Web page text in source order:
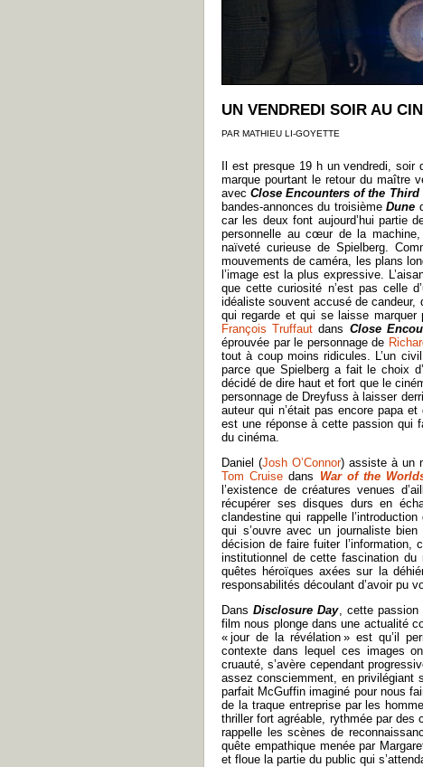
UN VENDREDI SOIR AU
PAR MATHIEU LI-GOYETTE
Il est presque 19 h un vendredi,
marque pourtant le retour du maître
avecClose Encounters of the Third
bandes-annonces du troisièmeDune
car les deux font aujourd’hui partie
personnelle au cœur de la
naïveté curieuse de Spielberg.
mouvements de caméra, les plans
l’image est la plus expressive.
que cette curiosité n’est pas celle
idéaliste souvent accusé de candeur,
qui regarde et qui se laisse marquer
François Truffaut dans Close
éprouvée par le personnage de
tout à coup moins ridicules. L’un
parce que Spielberg a fait le choix
décidé de dire haut et fort que le
personnage de Dreyfuss à laisser
auteur qui n’était pas encore papa
est une réponse à cette passion qui
du cinéma.
Daniel (Josh O’Connor) assiste à un
Tom Cruise dans War of the
l’existence de créatures venues
récupérer ses disques durs en
clandestine qui rappelle
qui s’ouvre avec un journaliste
décision de faire fuiter
institutionnel de cette fascination
quêtes héroïques axées sur la
responsabilités découlant d’avoir pu
DansDisclosure Day, cette passion
film nous plonge dans une actualité
« jour de la révélation » est qu’il
contexte dans lequel ces images
cruauté, s’avère cependant
assez consciemment, en privilégiant
parfait McGuffin imaginé pour nous
de la traque entreprise par les
thriller fort agréable, rythmée par des
rappelle les scènes de
quête empathique menée par
et floue la partie du public qui